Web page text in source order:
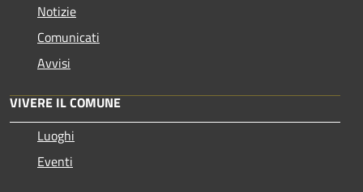
Notizie
Comunicati
Avvisi
VIVERE IL COMUNE
Luoghi
Eventi